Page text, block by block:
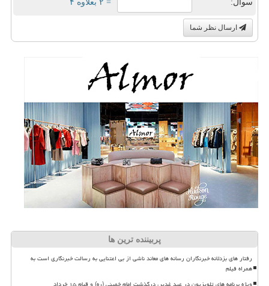
سوال: = ۲ بعلاوه ۴
ارسال نظر شما
پربیننده ترین ها
رفتار های بزدلانه خبرنگاران رسانه های معاند ناشی از بی اعتنایی به رسالت خبرنگاری است به
همراه فیلم